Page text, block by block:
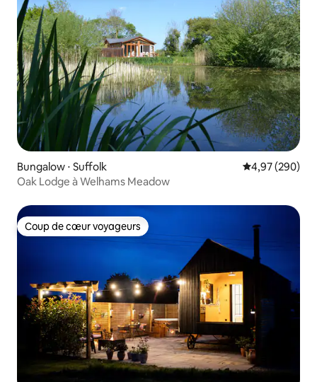
Bungalow ⋅ Suffolk Évaluation
4,97 (290)
Oak Lodge à Welhams Meadow
Coup de cœur voyageurs
Coup de cœur voyageurs